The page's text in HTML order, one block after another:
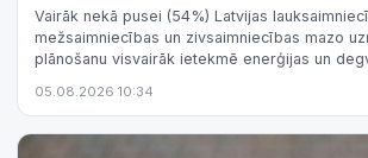
Vairāk nekā pusei (54%) Latvijas
mežsaimniecības un zivsaimniecības mazo
plānošanu visvairāk ietekmē enerģijas un
05.08.2026 10:34